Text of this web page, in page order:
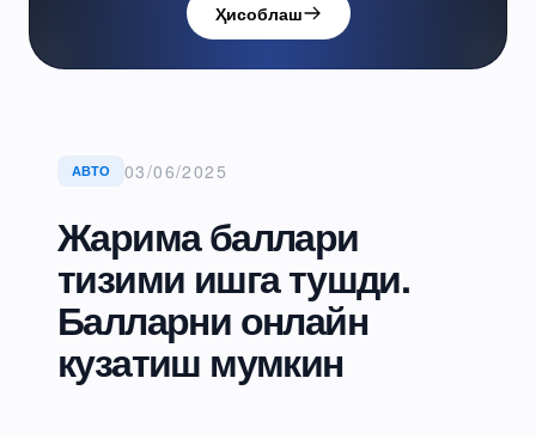
Ҳисоблаш
АВТО 03/06/2025
Жарима баллари
тизими ишга тушди.
Балларни онлайн
кузатиш мумкин